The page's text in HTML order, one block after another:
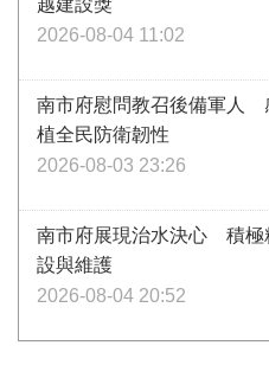
越建設獎
2026-08-04 11:02
南市府慰問教召後備軍人
植全民防衛韌性
2026-08-03 23:26
南市府展現治水決心 積極
設與維護
2026-08-04 20:52